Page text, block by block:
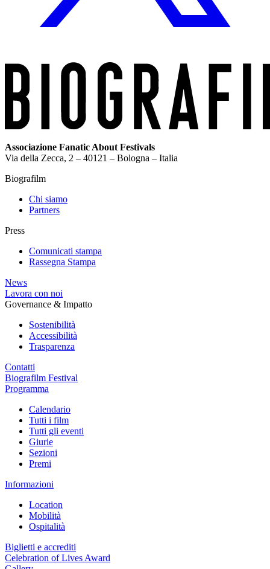
Associazione Fanatic About Festivals
Via della Zecca, 2 – 40121 – Bologna – Italia
Biografilm
Chi siamo
Partners
Press
Comunicati stampa
Rassegna Stampa
News
Lavora con noi
Governance & Impatto
Sostenibilità
Accessibilità
Trasparenza
Contatti
Biografilm Festival
Programma
Calendario
Tutti i film
Tutti gli eventi
Giurie
Sezioni
Premi
Informazioni
Location
Mobilità
Ospitalità
Biglietti e accrediti
Celebration of Lives Award